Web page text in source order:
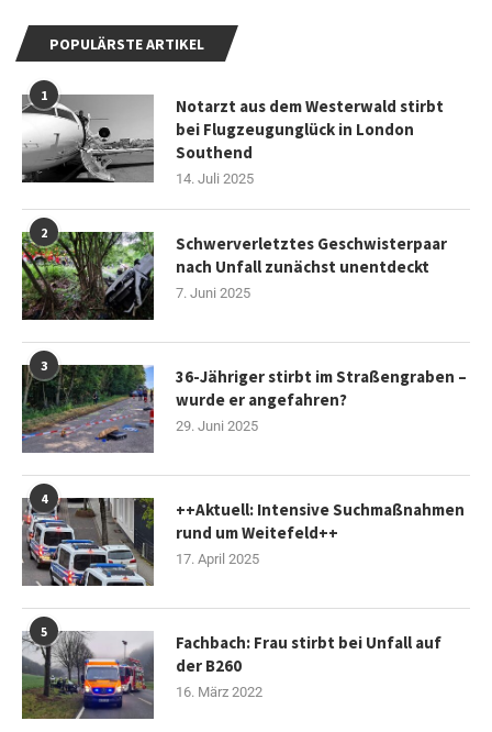
POPULÄRSTE ARTIKEL
1
Notarzt aus dem Westerwald stirbt
bei Flugzeugunglück in London
Southend
14. Juli 2025
2
Schwerverletztes Geschwisterpaar
nach Unfall zunächst unentdeckt
7. Juni 2025
3
36-Jähriger stirbt im Straßengraben –
wurde er angefahren?
29. Juni 2025
4
++Aktuell: Intensive Suchmaßnahmen
rund um Weitefeld++
17. April 2025
5
Fachbach: Frau stirbt bei Unfall auf
der B260
16. März 2022